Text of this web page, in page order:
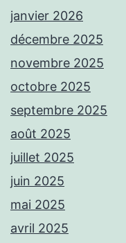
janvier 2026
décembre 2025
novembre 2025
octobre 2025
septembre 2025
août 2025
juillet 2025
juin 2025
mai 2025
avril 2025